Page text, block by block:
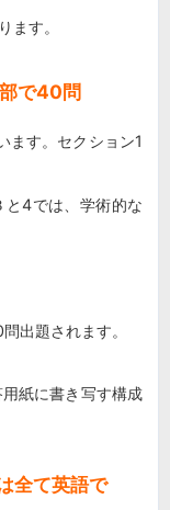
ます。
で40問
ます。セクション1
と4では、学術的な
問出題されます。
紙に書き写す構成
全て英語で